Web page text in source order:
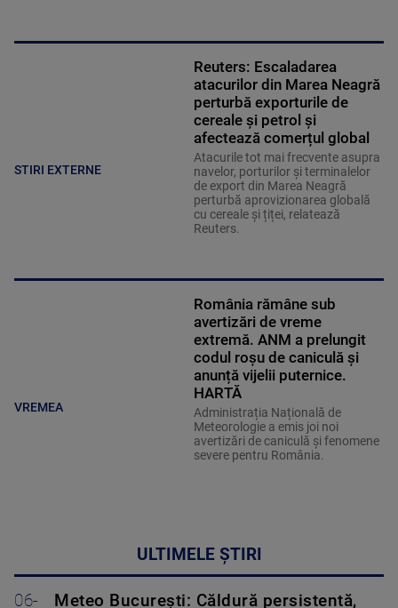
STIRI EXTERNE
Reuters: Escaladarea
atacurilor din Marea Neagră
perturbă exporturile de
cereale și petrol și
afectează comerțul global
Atacurile tot mai frecvente asupra
navelor, porturilor și terminalelor
de export din Marea Neagră
perturbă aprovizionarea globală
cu cereale și țiței, relatează
Reuters.
VREMEA
România rămâne sub
avertizări de vreme
extremă. ANM a prelungit
codul roșu de caniculă și
anunță vijelii puternice.
HARTĂ
Administrația Națională de
Meteorologie a emis joi noi
avertizări de caniculă și fenomene
severe pentru România.
ULTIMELE ȘTIRI
06-
Meteo Bucureşti: Căldură persistentă,